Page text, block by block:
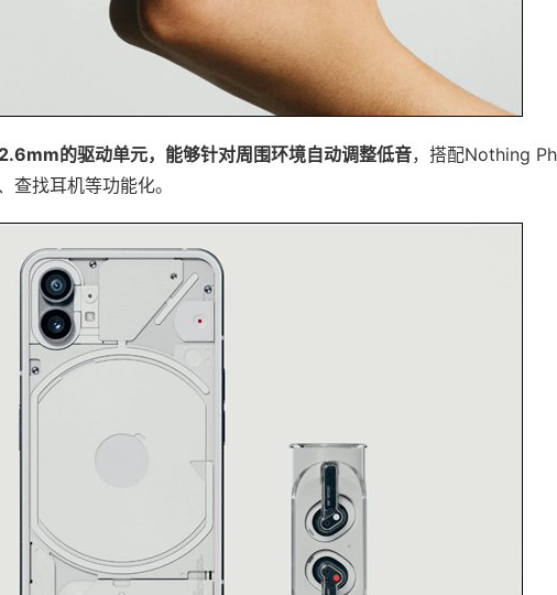
的驱动单元，能够针对周围环境自动调整低音，搭配Nothing
查找耳机等功能化。